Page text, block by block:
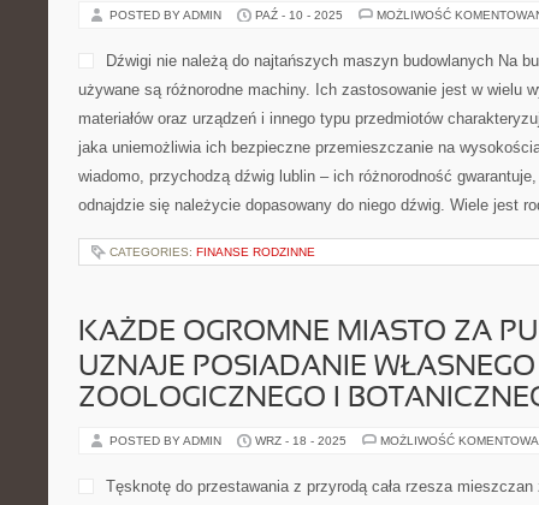
POSTED BY ADMIN PAŹ - 10 - 2025 MOŻLIWOŚĆ
Dźwigi nie należą do najtańszych maszyn budowlanych Na
używane są różnorodne machiny. Ich zastosowanie jest w wielu
materiałów oraz urządzeń i innego typu przedmiotów
jaka uniemożliwia ich bezpieczne przemieszczanie na
wiadomo, przychodzą dźwig lublin – ich różnorodność
odnajdzie się należycie dopasowany do niego dźwig. Wiele jest
CATEGORIES: FINANSE RODZINNE
KAŻDE OGROMNE MIASTO ZA
UZNAJE POSIADANIE
ZOOLOGICZNEGO I
POSTED BY ADMIN WRZ - 18 - 2025 MOŻLIWOŚĆ
Tęsknotę do przestawania z przyrodą cała rzesza